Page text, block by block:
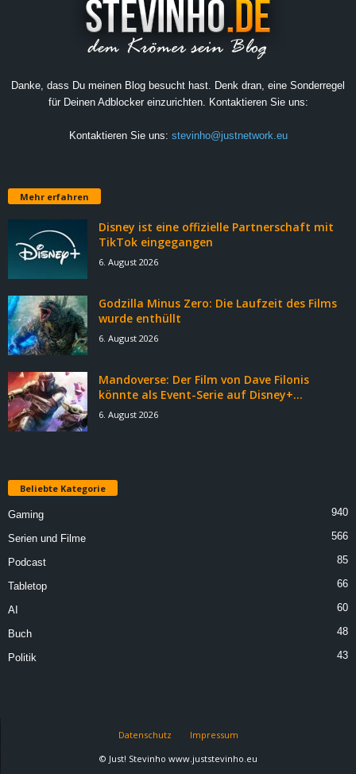
Danke, dass Du meinen Blog besucht hast. Denk dran, eine Sonderregel
für Deinen Adblocker einzurichten. Kontaktieren Sie uns:
Kontaktieren Sie uns: stevinho@justnetwork.eu
Mehr erfahren
Disney ist eine offizielle Partnerschaft mit
TikTok eingegangen
6. August 2026
Godzilla Minus Zero: Die Laufzeit des Films
wurde enthüllt
6. August 2026
Mandoverse: Der Film von Dave Filonis
könnte als Event-Serie auf Disney+...
6. August 2026
Beliebte Kategorie
Gaming 940
Serien und Filme 566
Podcast 85
Tabletop 66
AI 60
Buch 48
Politik 43
Datenschutz
Impressum
© Just! Stevinho www.juststevinho.eu